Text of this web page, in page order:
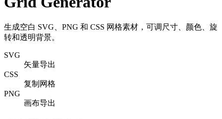
生成空白 SVG、PNG 和 CSS 网格素材，可调尺寸、颜色、旋
转和透明背景。
SVG
矢量导出
CSS
复制网格
PNG
画布导出